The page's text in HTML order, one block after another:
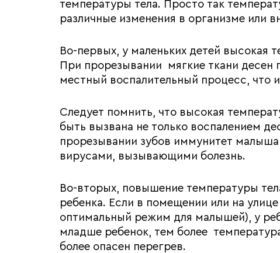
температуры тела. Просто так
различные изменения в организме или
Во-первых, у маленьких детей высокая
При прорезывании мягкие ткани
местный воспалительный процесс,
Следует помнить, что высокая
быть вызвана не только воспалением
прорезывании зубов иммунитет
вирусами, вызывающими болезнь.
Во-вторых, повышение температуры
ребенка. Если в помещении или на
оптимальный режим для малышей), у
младше ребенок, тем более
более опасен перегрев.